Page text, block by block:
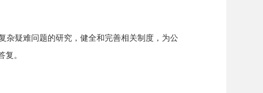
杂疑难问题的研究，健全和完善相关制度，为公
复。